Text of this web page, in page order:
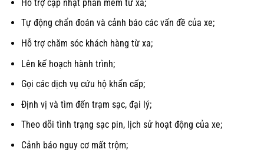
Hỗ trợ cập nhật phần mềm từ xa;
Tự động chẩn đoán và cảnh báo các vấn đề của xe;
Hỗ trợ chăm sóc khách hàng từ xa;
Lên kế hoạch hành trình;
Gọi các dịch vụ cứu hộ khẩn cấp;
Định vị và tìm đến trạm sạc, đại lý;
Theo dõi tình trạng sạc pin, lịch sử hoạt động của xe;
Cảnh báo nguy cơ mất trộm;